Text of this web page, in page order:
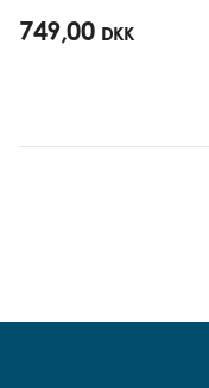
749,00 DKK